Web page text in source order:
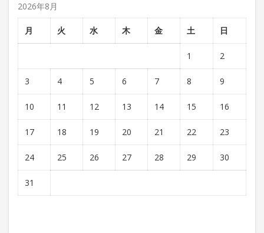
2026年8月
月 火 水 木 金 土 日
1 2
3 4 5 6 7 8 9
10 11 12 13 14 15 16
17 18 19 20 21 22 23
24 25 26 27 28 29 30
31